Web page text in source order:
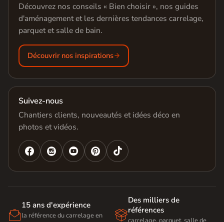
Découvrez nos conseils « Bien choisir », nos guides
d'aménagement et les dernières tendances carrelage,
parquet et salle de bain.
Découvrir nos inspirations
Suivez-nous
Chantiers clients, nouveautés et idées déco en
photos et vidéos.
   

15 ans d'expérience
la référence du carrelage en

Des milliers de
références